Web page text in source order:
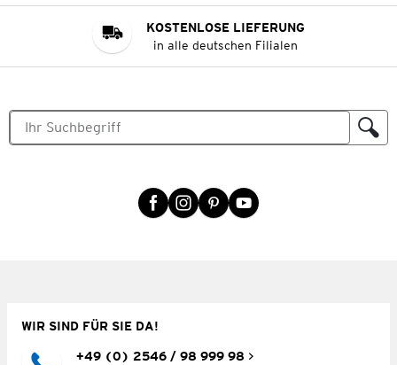
KOSTENLOSE LIEFERUNG
in alle deutschen Filialen
WIR SIND FÜR SIE DA!
+49 (0) 2546 / 98 999 98